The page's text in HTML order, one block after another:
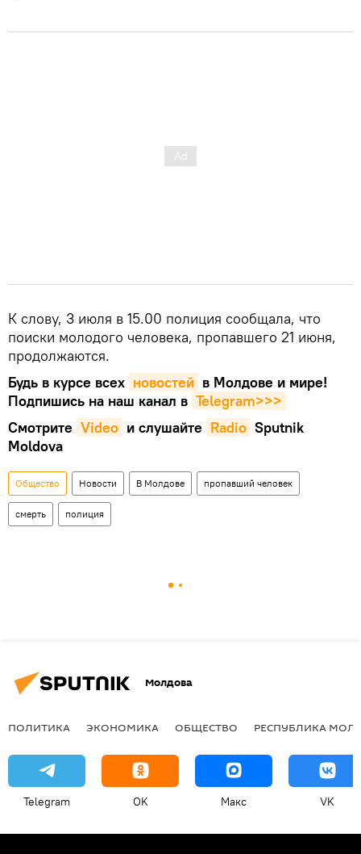
К слову, 3 июля в 15.00 полиция сообщала, что
поиски молодого человека, пропавшего 21 июня,
продолжаются.
Будь в курсе всех новостей в Молдове и мире!
Подпишись на наш канал в Telegram>>>
Смотрите Video и слушайте Radio Sputnik
Moldova
Общество Новости В Молдове пропавший человек
смерть полиция
Молдова
ПОЛИТИКА ЭКОНОМИКА ОБЩЕСТВО РЕСПУБЛИКА
Telegram OK Макс VK